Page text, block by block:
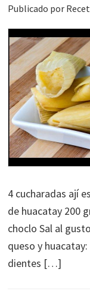
Publicado por
4 cucharadas ají
de huacatay 200
choclo Sal al
queso y
dientes […]